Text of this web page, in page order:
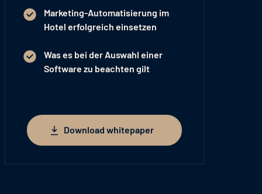
Marketing-Automatisierung im
Hotel erfolgreich einsetzen
Was es bei der Auswahl einer
Software zu beachten gilt
Download whitepaper
Download whitepaper